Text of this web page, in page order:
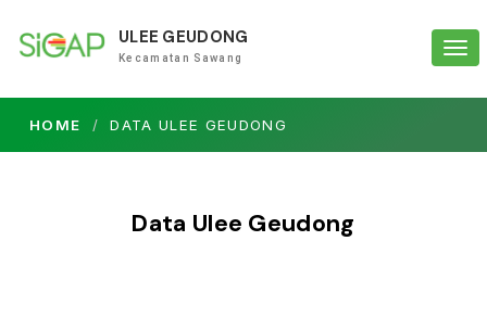
ULEE GEUDONG
Kecamatan Sawang
HOME DATA ULEE GEUDONG
Data Ulee Geudong